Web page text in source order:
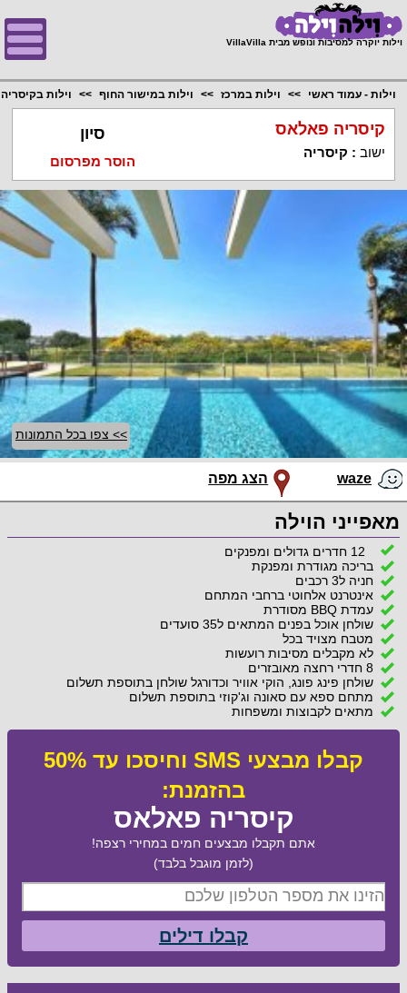
וילות יוקרה למסיבות ונופש מבית VillaVilla
וילות - עמוד ראשי וילות במרכז וילות במישור החוף וילות בקיסריה
קיסריה פאלאס
ישוב : קיסריה
סיון
הוסר מפרסום
>> צפו בכל התמונות
waze הצג מפה
מאפייני הוילה
12 חדרים גדולים ומפנקים
בריכה מגודרת ומפנקת
חניה ל3 רכבים
אינטרנט אלחוטי ברחבי המתחם
עמדת BBQ מסודרת
שולחן אוכל בפנים המתאים ל35 סועדים
מטבח מצויד בכל
לא מקבלים מסיבות רועשות
8 חדרי רחצה מאובזרים
שולחן פינג פונג, הוקי אוויר וכדורגל שולחן בתוספת תשלום
מתחם ספא עם סאונה וג'קוזי בתוספת תשלום
מתאים לקבוצות ומשפחות
קבלו מבצעי SMS וחיסכו עד 50%
בהזמנת:
קיסריה פאלאס
אתם תקבלו מבצעים חמים במחירי רצפה!
(לזמן מוגבל בלבד)
קבלו דילים